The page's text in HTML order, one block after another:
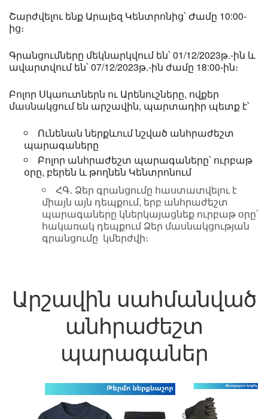
Շարժվելու ենք Արալեզ Կենտրոնից՝ Ժամը 10:00-
ից։
Գրանցումները մեկնարկվում են՝ 01/12/2023թ.-ին և
ավարտվում են՝ 07/12/2023թ.-ին ժամը 18:00-ին։
Բոլոր Սկաուտներն ու Արենուշները, ովքեր
մասնակցում են արշավին, պարտադիր պետք է՝
Ունենան ներքևում նշված անհրաժեշտ
պարագաները
Բոլոր անհրաժեշտ պարագաները՝ ուրբաթ
օրը, բերեն և թողնեն Կենտրոնում
ՀԳ․ Ձեր գրանցումը հաստատվելու է
միայն այն դեպքում, երբ անհրաժեշտ
պարագաները կներկայացնեք ուրբաթ օրը՝
հակառակ դեպքում Ձեր մասնակցության
գրանցումը կմերժվի։
Արշավին սահմանված
անհրաժեշտ
պարագաներ